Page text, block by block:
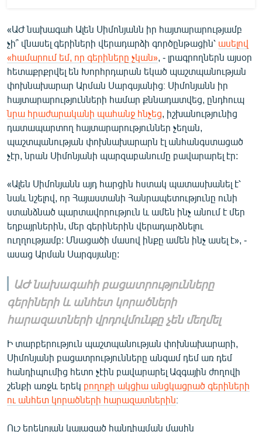
«ԱԺ նախագահ Ալեն Սիմոնյանն իր հայտարարությամբ
չի՞ վնասել գերիների վերադարձի գործընթացին՝ ասելով
«համարում եմ, որ գերիները չկան» , - լրագրողներն այսօր
հետաքրքրվել են Խորհրդարան եկած պաշտպանության
փոխնախարար Արման Սարգսյանից։ Սիմոնյանն իր
հայտարարությունների համար քննադատվեց, ընդհուպ
նրա հրաժարականի պահանջ հնչեց , իշխանությունից
դատապարտող հայտարարություններ չեղան,
պաշտպանության փոխնախարարն էլ անհանգստացած
չէր, նրան Սիմոնյանի պարզաբանումը բավարարել էր:
«Ալեն Սիմոնյանն այդ հարցին հստակ պատասխանել է՝
նաև նշելով, որ Հայաստանի Հանրապետությունը ունի
ստանձնած պարտավորություն և ամեն ինչ անում է մեր
եղբայրներին, մեր գերիներին վերադարձնելու
ուղղությամբ: Մնացածի մասով ինքը ամեն ինչ ասել է», -
ասաց Արման Սարգսյանը:
ԱԺ նախագահի բացատրությունները
գերիների և անհետ կորածների
հարազատների վրդովմունքը չեն մեղմել
Ի տարբերություն պաշտպանության փոխնախարարի,
Սիմոնյանի բացատրությունները անգամ դեմ առ դեմ
հանդիպումից հետո չէին բավարարել Ազգային ժողովի
շենքի առջև երեկ բողոքի ակցիա անցկացրած գերիների
ու անհետ կորածների հարազատներին։
Ուշ երեկոյան կայացած հանդիպման մասին